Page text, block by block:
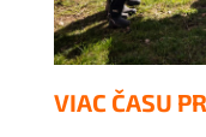
VIAC ČASU